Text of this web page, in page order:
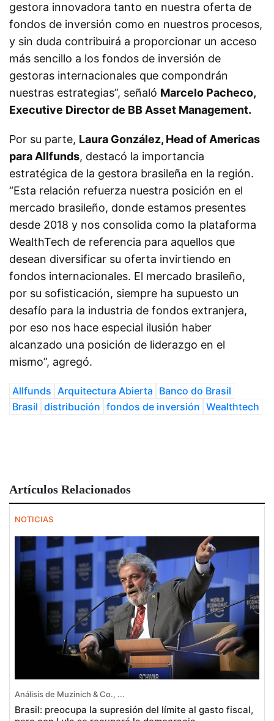
gestora innovadora tanto en nuestra oferta de
fondos de inversión como en nuestros procesos,
y sin duda contribuirá a proporcionar un acceso
más sencillo a los fondos de inversión de
gestoras internacionales que compondrán
nuestras estrategias”, señaló Marcelo Pacheco,
Executive Director de BB Asset Management.
Por su parte, Laura González, Head of Americas
para Allfunds, destacó la importancia
estratégica de la gestora brasileña en la región.
“Esta relación refuerza nuestra posición en el
mercado brasileño, donde estamos presentes
desde 2018 y nos consolida como la plataforma
WealthTech de referencia para aquellos que
desean diversificar su oferta invirtiendo en
fondos internacionales. El mercado brasileño,
por su sofisticación, siempre ha supuesto un
desafío para la industria de fondos extranjera,
por eso nos hace especial ilusión haber
alcanzado una posición de liderazgo en el
mismo”, agregó.
Allfunds Arquitectura Abierta Banco do Brasil
Brasil distribución fondos de inversión Wealthtech
Artículos Relacionados
NOTICIAS
Análisis de Muzinich & Co., ...
Brasil: preocupa la supresión del límite al gasto fiscal,